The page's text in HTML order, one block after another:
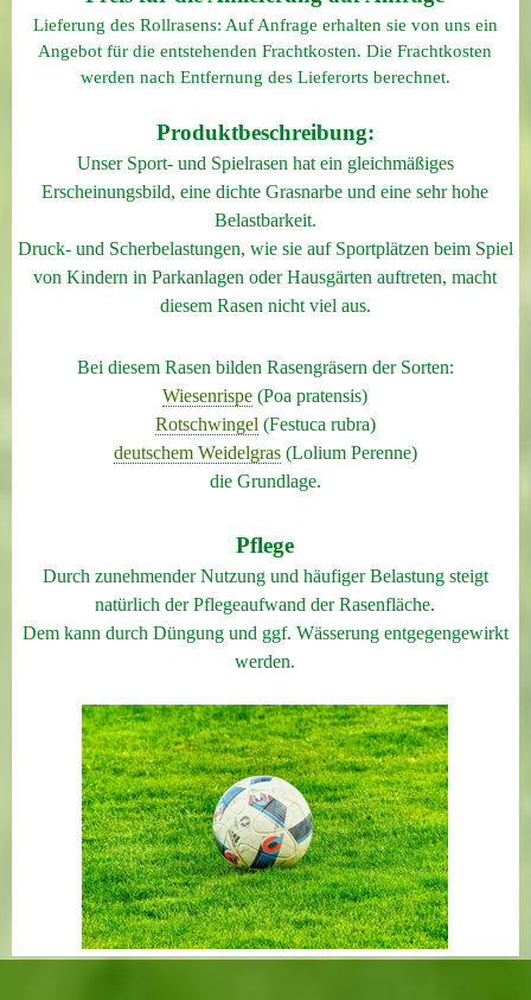
Lieferung des Rollrasens: Auf Anfrage erhalten sie von uns ein
Angebot für die entstehenden Frachtkosten. Die Frachtkosten
werden nach Entfernung des Lieferorts berechnet.
Produktbeschreibung:
Unser Sport- und Spielrasen hat ein gleichmäßiges
Erscheinungsbild, eine dichte Grasnarbe und eine sehr hohe
Belastbarkeit.
Druck- und Scherbelastungen, wie sie auf Sportplätzen beim Spiel
von Kindern in Parkanlagen oder Hausgärten auftreten, macht
diesem Rasen nicht viel aus.
Bei diesem Rasen bilden Rasengräsern der Sorten:
Wiesenrispe (Poa pratensis)
Rotschwingel (Festuca rubra)
deutschem Weidelgras(Lolium Perenne)
die Grundlage.
Pflege
Durch zunehmender Nutzung und häufiger Belastung steigt
natürlich der Pflegeaufwand der Rasenfläche.
Dem kann durch Düngung und ggf. Wässerung entgegengewirkt
werden.